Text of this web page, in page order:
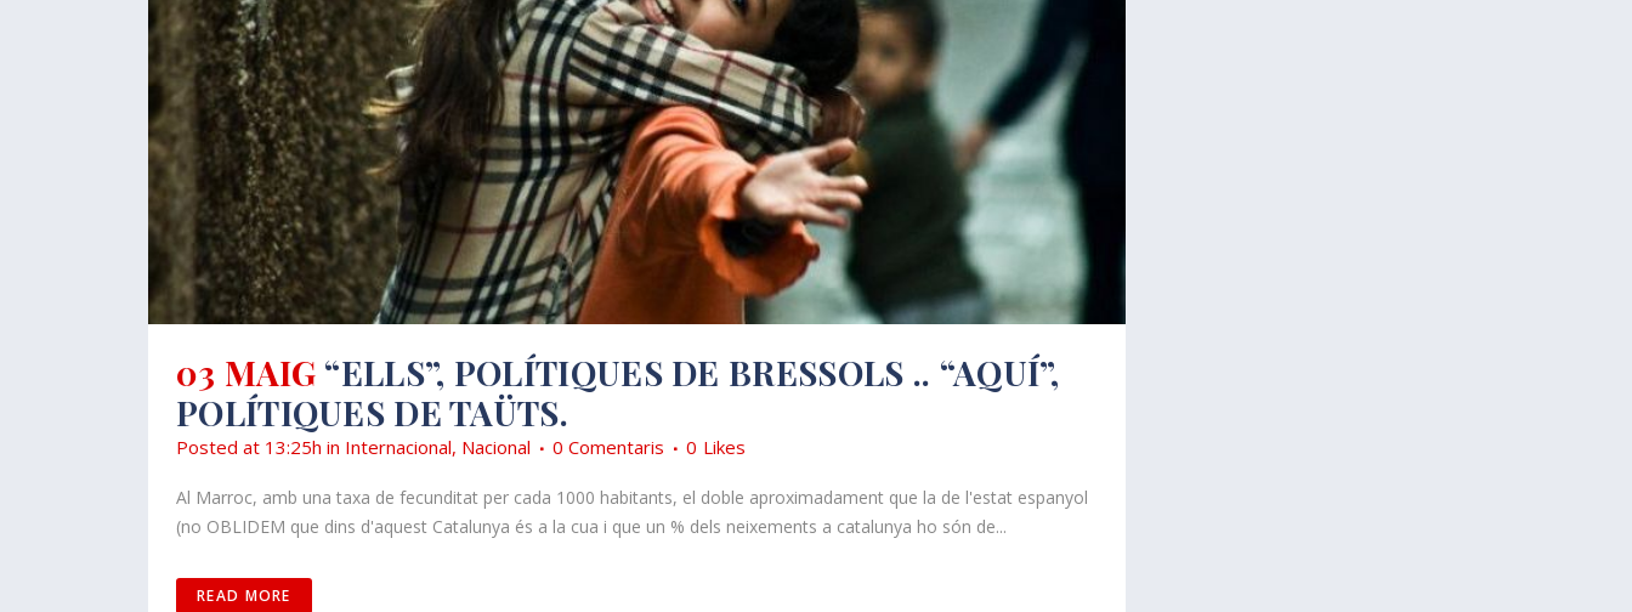
03 MAIG “ELLS”, POLÍTIQUES DE BRESSOLS .. “AQUÍ”,
POLÍTIQUES DE TAÜTS.
Posted at 13:25h in Internacional, Nacional 0 Comentaris 0 Likes
Al Marroc, amb una taxa de fecunditat per cada 1000 habitants, el doble aproximadament que la de l'estat espanyol
(no OBLIDEM que dins d'aquest Catalunya és a la cua i que un % dels neixements a catalunya ho són de...
READ MORE